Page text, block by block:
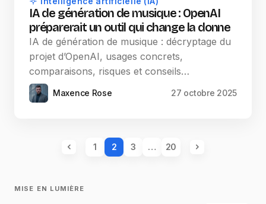
IA de génération de musique : OpenAI
préparerait un outil qui change la donne
IA de génération de musique : décryptage du
projet d’OpenAI, usages concrets,
comparaisons, risques et conseils…
Maxence Rose 27 octobre 2025
1 2 3 … 20
MISE EN LUMIÈRE